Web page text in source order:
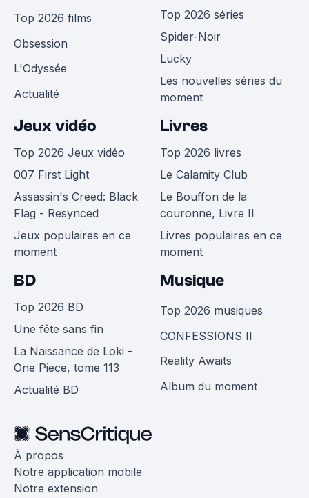
Top 2026 films
Obsession
L'Odyssée
Actualité
Top 2026 séries
Spider-Noir
Lucky
Les nouvelles séries du
moment
Jeux vidéo
Top 2026 Jeux vidéo
007 First Light
Assassin's Creed: Black
Flag - Resynced
Jeux populaires en ce
moment
Livres
Top 2026 livres
Le Calamity Club
Le Bouffon de la
couronne, Livre II
Livres populaires en ce
moment
BD
Top 2026 BD
Une fête sans fin
La Naissance de Loki -
One Piece, tome 113
Actualité BD
Musique
Top 2026 musiques
CONFESSIONS II
Reality Awaits
Album du moment
À propos
Notre application mobile
Notre extension